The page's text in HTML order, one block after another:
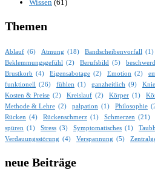
Wissen (61)
Themen
Ablauf (6) Atmung (18) Bandscheibenvorfall (1)
Beklemmungsgefühl
(2) Berufsbild (5)
Brustkorb (4) Eigensabotage (2) Emotion (2)
funktionell
(26) fühlen (1) ganzheitlich (9) Knie
Kosten & Preise (2) Kreislauf (2) Körper (1)
Methode & Lehre (2) palpation (1) Philosophie
Rücken (4) Rückenschmerz (1) Schmerzen (21)
spüren (1) Stress (3) Symptomatisches (1)
Verdauungsstörung (4) Verspannung (5)
neue Beiträge